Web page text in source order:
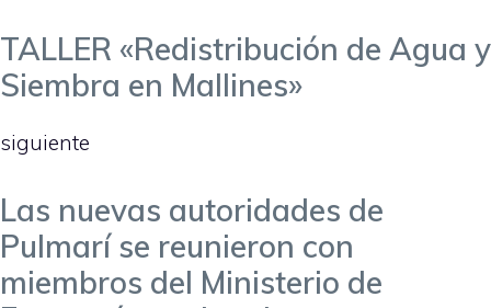
TALLER «Redistribución de Agua y
Siembra en Mallines»
siguiente
Las nuevas autoridades de
Pulmarí se reunieron con
miembros del Ministerio de